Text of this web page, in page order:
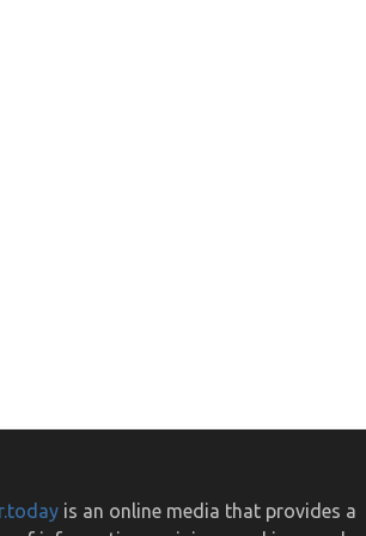
is an online media that provides a